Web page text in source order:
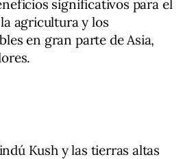
significativos para el
agricultura y los
en gran parte de Asia,
Kush y las tierras altas